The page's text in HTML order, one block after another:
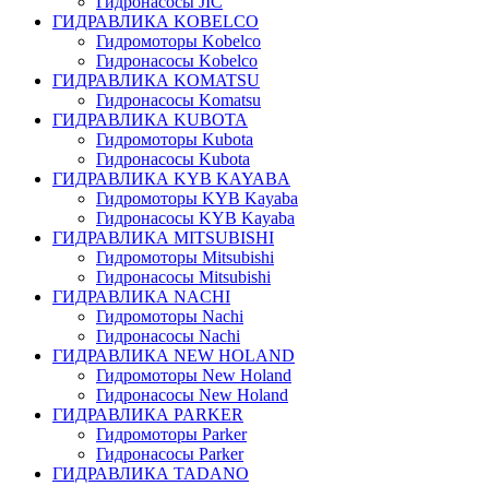
ГИДРАВЛИКА KOBELCO
Гидромоторы Kobelco
Гидронасосы Kobelco
ГИДРАВЛИКА KOMATSU
Гидронасосы Komatsu
ГИДРАВЛИКА KUBOTA
Гидромоторы Kubota
Гидронасосы Kubota
ГИДРАВЛИКА KYB KAYABA
Гидромоторы KYB Kayaba
Гидронасосы KYB Kayaba
ГИДРАВЛИКА MITSUBISHI
Гидромоторы Mitsubishi
Гидронасосы Mitsubishi
ГИДРАВЛИКА NACHI
Гидромоторы Nachi
Гидронасосы Nachi
ГИДРАВЛИКА NEW HOLAND
Гидромоторы New Holand
Гидронасосы New Holand
ГИДРАВЛИКА PARKER
Гидромоторы Parker
Гидронасосы Parker
ГИДРАВЛИКА TADANO